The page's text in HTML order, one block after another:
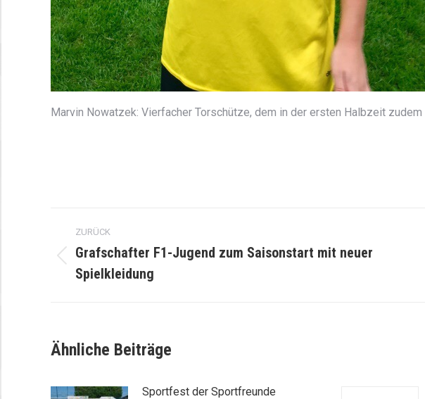
Marvin Nowatzek: Vierfacher Torschütze, dem in der ersten Halbzeit
Kommentarnavigation
ZURÜCK
Beitrag:
Grafschafter F1-Jugend zum Saisonstart mit neuer
Spielkleidung
Ähnliche Beiträge
Sportfest der Sportfreunde